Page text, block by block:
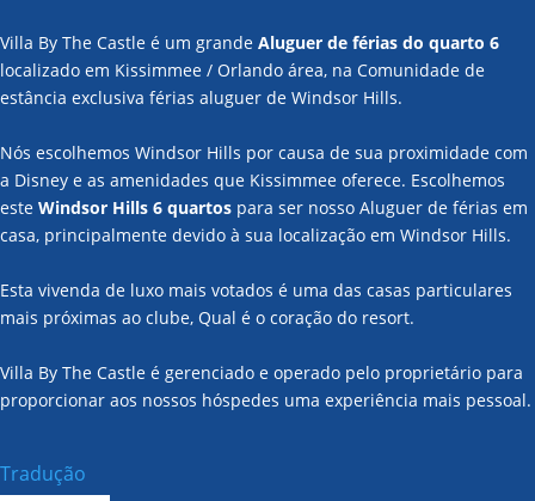
Villa By The Castle é um grande Aluguer de férias do quarto 6
localizado em Kissimmee / Orlando área, na Comunidade de
estância exclusiva férias aluguer de Windsor Hills.
Nós escolhemos Windsor Hills por causa de sua proximidade com
a Disney e as amenidades que Kissimmee oferece. Escolhemos
este Windsor Hills 6 quartos para ser nosso Aluguer de férias em
casa, principalmente devido à sua localização em Windsor Hills.
Esta vivenda de luxo mais votados é uma das casas particulares
mais próximas ao clube, Qual é o coração do resort.
Villa By The Castle é gerenciado e operado pelo proprietário para
proporcionar aos nossos hóspedes uma experiência mais pessoal.
Tradução